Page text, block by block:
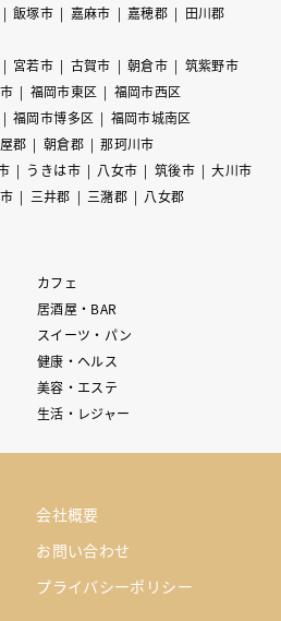
飯塚市 嘉麻市 嘉穂郡
田川郡
宮若市 古賀市 朝倉市
筑紫野市
福岡市東区
福岡市西区
福岡市博多区
福岡市城南区
郡 朝倉郡
那珂川市
うきは市 八女市 筑後市
大川市
三井郡 三潴郡 八女郡
カフェ
居酒屋・BAR
スイーツ・パン
健康・ヘルス
美容・エステ
生活・レジャー
会社概要
お問い合わせ
プライバシーポリシー